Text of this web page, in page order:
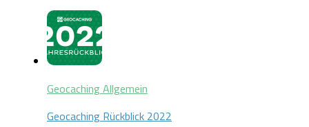
Geocaching Allgemein
Geocaching Rückblick 2022